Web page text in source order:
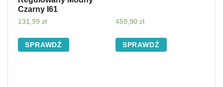
Czarny I61
131,99 zł
SPRAWDŹ
459,90 zł
SPRAWDŹ